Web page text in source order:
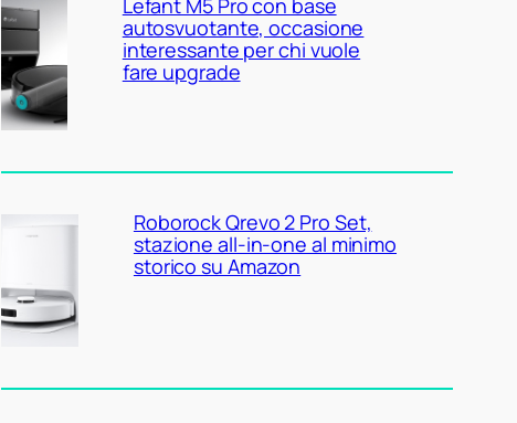
Lefant M5 Pro con base
autosvuotante, occasione
interessante per chi vuole
fare upgrade
Roborock Qrevo 2 Pro Set,
stazione all-in-one al minimo
storico su Amazon